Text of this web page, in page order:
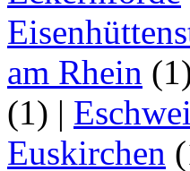
am Rhein
(1) |
Euskirchen